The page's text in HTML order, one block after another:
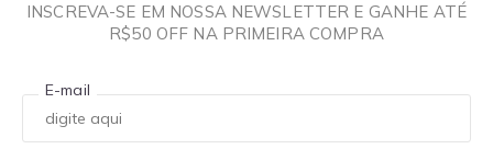
INSCREVA-SE EM NOSSA NEWSLETTER E GANHE ATÉ
R$50 OFF NA PRIMEIRA COMPRA
E-mail